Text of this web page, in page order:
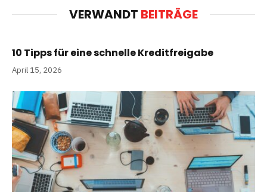
VERWANDT BEITRÄGE
10 Tipps für eine schnelle Kreditfreigabe
April 15, 2026